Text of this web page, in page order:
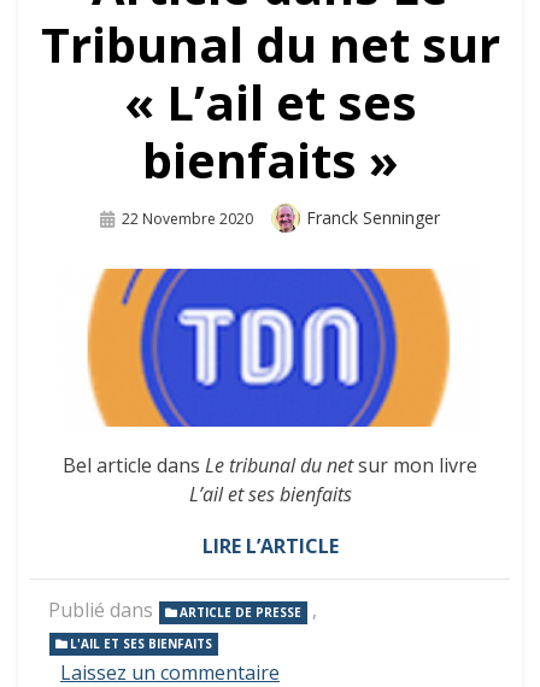
Tribunal du net sur
« L’ail et ses
bienfaits »
Publié
22 Novembre 2020 Auteur
Franck Senninger
Bel article dans Le tribunal du netsur mon livre
L’ail et ses bienfaits
LIRE L’ARTICLE
Publié dans ARTICLE DE PRESSE ,
L'AIL ET SES BIENFAITS
Laissez un commentaire